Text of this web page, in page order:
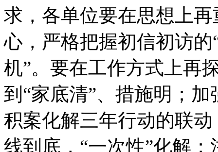
求，各单位要在思想上
心，严格把握初信初访
机”。要在工作方式上再
到“家底清”、措施明；
积案化解三年行动的联
线到底，“一次性”化解